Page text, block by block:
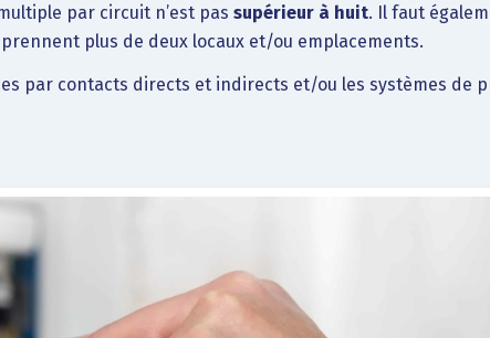
par circuit n’est pas supérieur à huit. Il faut
plus de deux locaux et/ou emplacements.
par contacts directs et indirects et/ou les systèmes de